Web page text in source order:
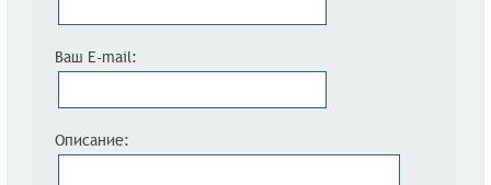
Ваш E-mail:
Описание: